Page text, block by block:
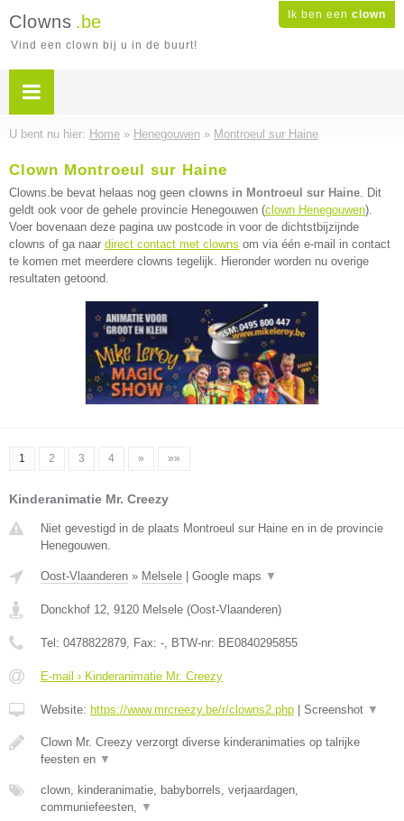
Ik ben een clown
Clowns .be
Vind een clown bij u in de buurt!
U bent nu hier: Home » Henegouwen » Montroeul sur Haine
Clown Montroeul sur Haine
Clowns.be bevat helaas nog geen clowns in Montroeul sur Haine. Dit
geldt ook voor de gehele provincie Henegouwen (clown Henegouwen).
Voer bovenaan deze pagina uw postcode in voor de dichtstbijzijnde
clowns of ga naar direct contact met clowns om via één e-mail in contact
te komen met meerdere clowns tegelijk. Hieronder worden nu overige
resultaten getoond.
1 2 3 4 » »»
Kinderanimatie Mr. Creezy
Niet gevestigd in de plaats Montroeul sur Haine en in de provincie
Henegouwen.
Oost-Vlaanderen » Melsele Google maps ▼
Donckhof 12, 9120 Melsele (Oost-Vlaanderen)
Tel: 0478822879, Fax: -, BTW-nr: BE0840295855
E-mail › Kinderanimatie Mr. Creezy
Website: https://www.mrcreezy.be/r/clowns2.php Screenshot ▼
Clown Mr. Creezy verzorgt diverse kinderanimaties op talrijke
feesten en ▼
clown, kinderanimatie, babyborrels, verjaardagen,
communiefeesten, ▼